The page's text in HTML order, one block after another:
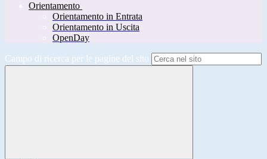
Orientamento
Orientamento in Entrata
Orientamento in Uscita
OpenDay
Campo di ricerca per le pagine del sito